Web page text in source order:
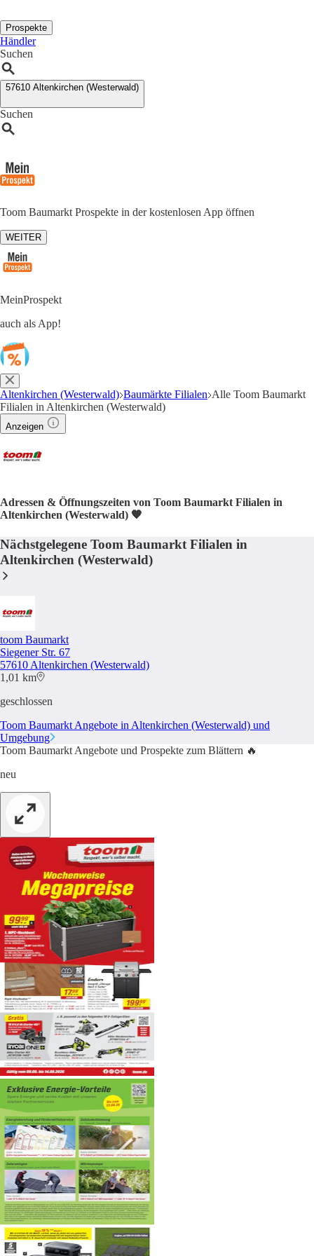
Prospekte
Händler
Suchen
57610 Altenkirchen (Westerwald)
Suchen
Toom Baumarkt Prospekte in der kostenlosen App öffnen
WEITER
MeinProspekt
auch als App!
Altenkirchen (Westerwald) Baumärkte Filialen Alle Toom Baumarkt
Filialen in Altenkirchen (Westerwald)
Anzeigen
Adressen & Öffnungszeiten von Toom Baumarkt Filialen in
Altenkirchen (Westerwald) 🧡
Nächstgelegene Toom Baumarkt Filialen in
Altenkirchen (Westerwald)
toom Baumarkt
Siegener Str. 67
57610 Altenkirchen (Westerwald)
1,01 km
geschlossen
Toom Baumarkt Angebote in Altenkirchen (Westerwald) und
Umgebung
Toom Baumarkt Angebote und Prospekte zum Blättern 🔥
neu